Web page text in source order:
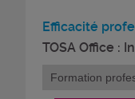
Efficacité
TOSA Office :
Formation